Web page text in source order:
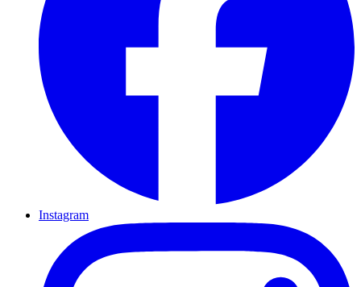
Instagram